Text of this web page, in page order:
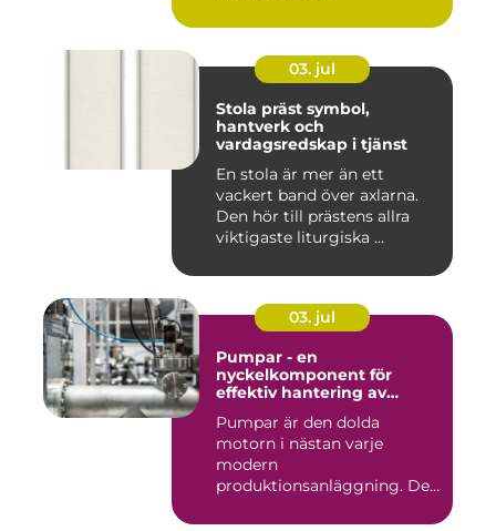
03. jul
Stola präst symbol,
hantverk och
vardagsredskap i tjänst
En stola är mer än ett
vackert band över axlarna.
Den hör till prästens allra
viktigaste liturgiska ...
03. jul
Pumpar - en
nyckelkomponent för
effektiv hantering av
Pumpar är den dolda
motorn i nästan varje
modern
produktionsanläggning. De